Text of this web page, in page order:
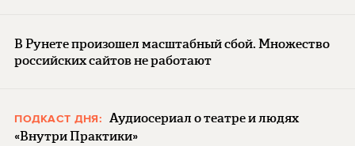
В Рунете произошел масштабный сбой. Множество
российских сайтов не работают
ПОДКАСТ ДНЯ: Аудиосериал о театре и людях
«Внутри Практики»